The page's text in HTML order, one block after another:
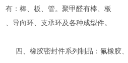
有：棒、板、管。聚甲醛有棒、板
、导向环、支承环及各种成型件。
四、橡胶密封件系列制品：氟橡胶、